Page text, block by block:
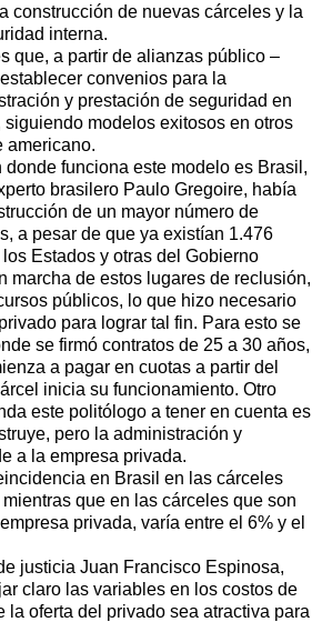
construcción de nuevas cárceles y la
interna.
que, a partir de alianzas público –
convenios para la
y prestación de seguridad en
siguiendo modelos exitosos en otros
americano.
funciona este modelo es Brasil,
brasilero Paulo Gregoire, había
de un mayor número de
a pesar de que ya existían 1.476
Estados y otras del Gobierno
marcha de estos lugares de reclusión,
públicos, lo que hizo necesario
para lograr tal fin. Para esto se
se firmó contratos de 25 a 30 años,
a pagar en cuotas a partir del
inicia su funcionamiento. Otro
este politólogo a tener en cuenta es
pero la administración y
a la empresa privada.
en Brasil en las cárceles
que en las cárceles que son
privada, varía entre el 6% y el
justicia Juan Francisco Espinosa,
claro las variables en los costos de
la oferta del privado sea atractiva para